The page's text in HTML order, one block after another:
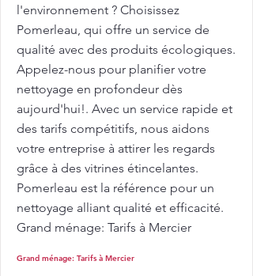
l'environnement ? Choisissez
Pomerleau, qui offre un service de
qualité avec des produits écologiques.
Appelez-nous pour planifier votre
nettoyage en profondeur dès
aujourd'hui!. Avec un service rapide et
des tarifs compétitifs, nous aidons
votre entreprise à attirer les regards
grâce à des vitrines étincelantes.
Pomerleau est la référence pour un
nettoyage alliant qualité et efficacité.
Grand ménage: Tarifs à Mercier
Grand ménage: Tarifs à Mercier